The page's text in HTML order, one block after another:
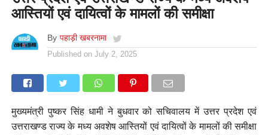
आस्तियों एवं दायित्वों के मामलों की समीक्षा
By पहाड़ी खबरनामा
Published on July 2, 2025
मुख्यमंत्री पुष्कर सिंह धामी ने बुधवार को सचिवालय में उत्तर प्रदेश एवं
उत्तराखण्ड राज्य के मध्य अवशेष आस्तियों एवं दायित्वों के मामलों की समीक्षा